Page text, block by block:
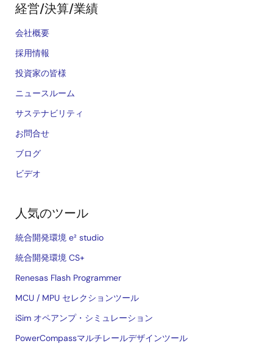
経営/決算/業績
会社概要
採用情報
投資家の皆様
ニュースルーム
サステナビリティ
お問合せ
ブログ
ビデオ
人気のツール
統合開発環境 e² studio
統合開発環境 CS+
Renesas Flash Programmer
MCU / MPU セレクションツール
iSim オペアンプ・シミュレーション
PowerCompassマルチレールデザインツール